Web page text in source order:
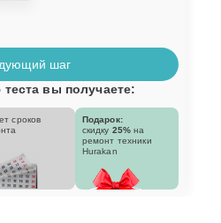
шаг
вы получаете:
сроков
Подарок:
скидку 25% на
ремонт техники
Hurakan